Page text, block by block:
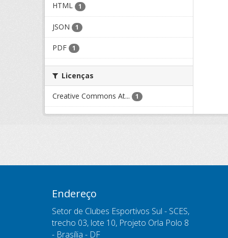
HTML 1
JSON 1
PDF 1
Licenças
Creative Commons At... 1
Endereço
Setor de Clubes Esportivos Sul - SCES,
trecho 03, lote 10, Projeto Orla Polo 8
- Brasília - DF